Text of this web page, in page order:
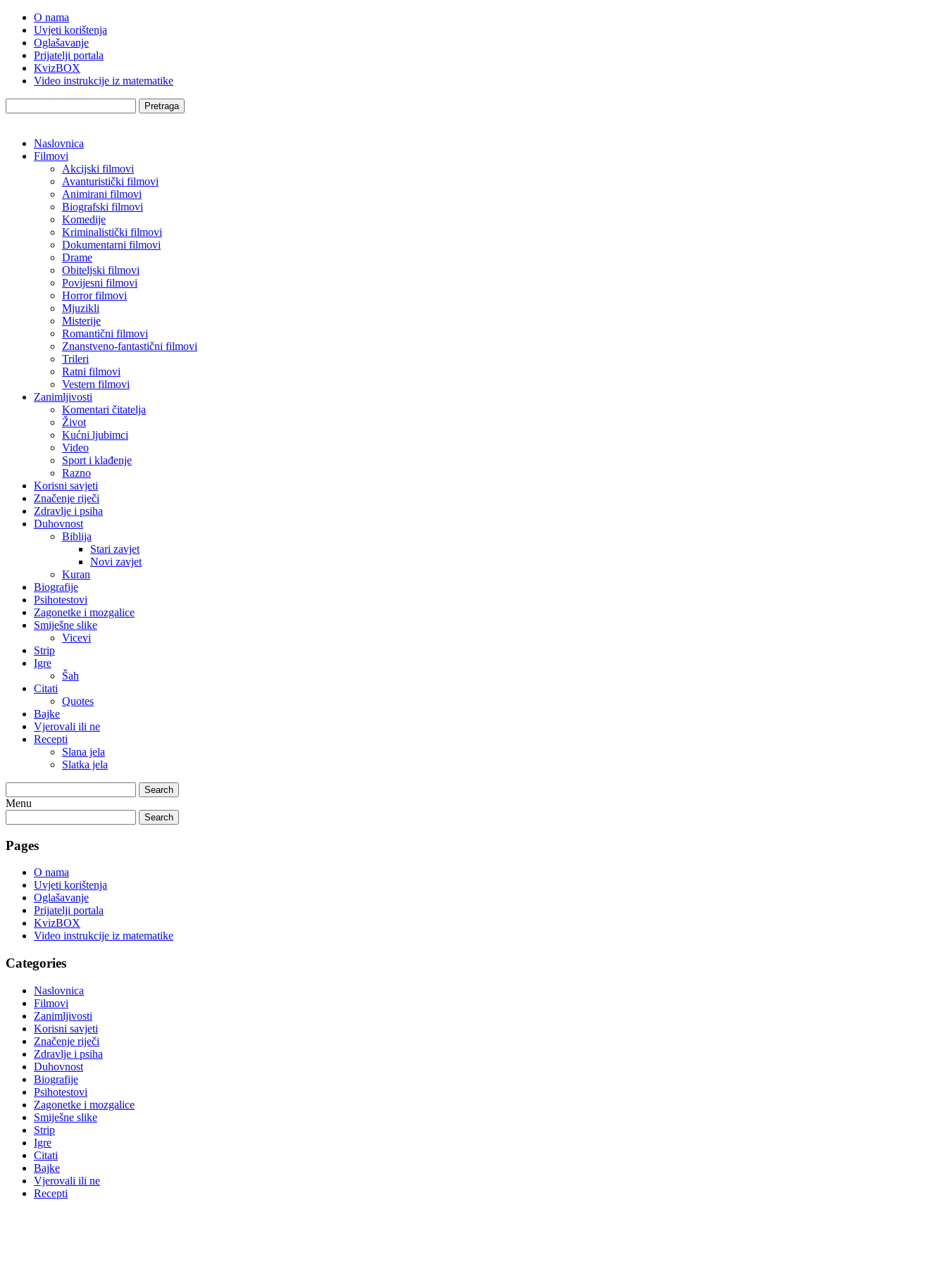
O nama
Uvjeti korištenja
Oglašavanje
Prijatelji portala
KvizBOX
Video instrukcije iz matematike
Pretraga
Naslovnica
Filmovi
Akcijski filmovi
Avanturistički filmovi
Animirani filmovi
Biografski filmovi
Komedije
Kriminalistički filmovi
Dokumentarni filmovi
Drame
Obiteljski filmovi
Povijesni filmovi
Horror filmovi
Mjuzikli
Misterije
Romantični filmovi
Znanstveno-fantastični filmovi
Trileri
Ratni filmovi
Vestern filmovi
Zanimljivosti
Komentari čitatelja
Život
Kućni ljubimci
Video
Sport i klađenje
Razno
Korisni savjeti
Značenje riječi
Zdravlje i psiha
Duhovnost
Biblija
Stari zavjet
Novi zavjet
Kuran
Biografije
Psihotestovi
Zagonetke i mozgalice
Smiješne slike
Vicevi
Strip
Igre
Šah
Citati
Quotes
Bajke
Vjerovali ili ne
Recepti
Slana jela
Slatka jela
Search
Menu
Search
Pages
O nama
Uvjeti korištenja
Oglašavanje
Prijatelji portala
KvizBOX
Video instrukcije iz matematike
Categories
Naslovnica
Filmovi
Zanimljivosti
Korisni savjeti
Značenje riječi
Zdravlje i psiha
Duhovnost
Biografije
Psihotestovi
Zagonetke i mozgalice
Smiješne slike
Strip
Igre
Citati
Bajke
Vjerovali ili ne
Recepti